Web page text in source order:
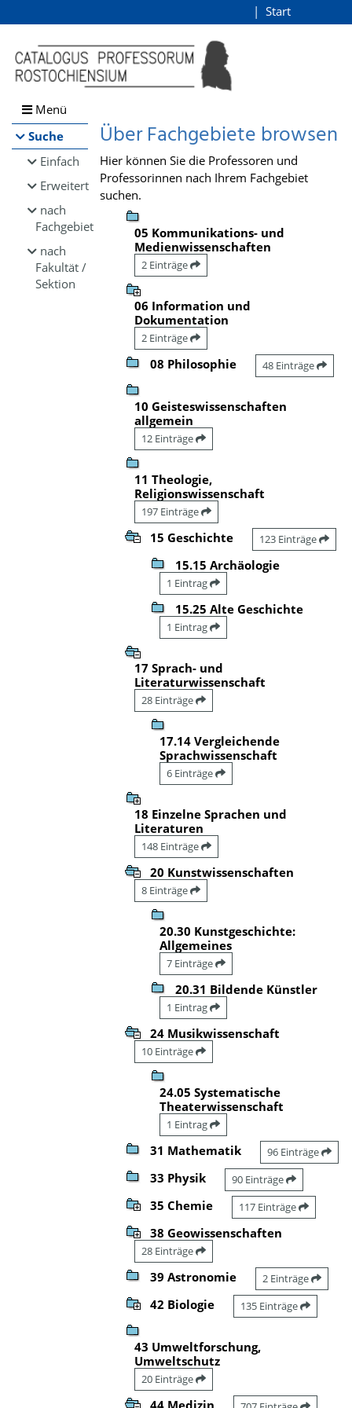
Browsen
direkt zum Inhalt
Start
Menü
Suche
Einfach
Erweitert
nach
Fachgebiet
nach
Fakultät /
Sektion
Über Fachgebiete browsen
Hier können Sie die Professoren und
Professorinnen nach Ihrem Fachgebiet
suchen.
05 Kommunikations- und
Medienwissenschaften
2 Einträge
06 Information und
Dokumentation
2 Einträge
08 Philosophie 48 Einträge
10 Geisteswissenschaften
allgemein
12 Einträge
11 Theologie,
Religionswissenschaft
197 Einträge
15 Geschichte 123 Einträge
15.15 Archäologie
1 Eintrag
15.25 Alte Geschichte
1 Eintrag
17 Sprach- und
Literaturwissenschaft
28 Einträge
17.14 Vergleichende
Sprachwissenschaft
6 Einträge
18 Einzelne Sprachen und
Literaturen
148 Einträge
20 Kunstwissenschaften
8 Einträge
20.30 Kunstgeschichte:
Allgemeines
7 Einträge
20.31 Bildende Künstler
1 Eintrag
24 Musikwissenschaft
10 Einträge
24.05 Systematische
Theaterwissenschaft
1 Eintrag
31 Mathematik 96 Einträge
33 Physik 90 Einträge
35 Chemie 117 Einträge
38 Geowissenschaften
28 Einträge
39 Astronomie 2 Einträge
42 Biologie 135 Einträge
43 Umweltforschung,
Umweltschutz
20 Einträge
44 Medizin